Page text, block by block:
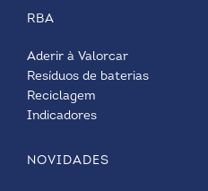
RBA
Aderir à Valorcar
Resíduos de baterias
Reciclagem
Indicadores
NOVIDADES